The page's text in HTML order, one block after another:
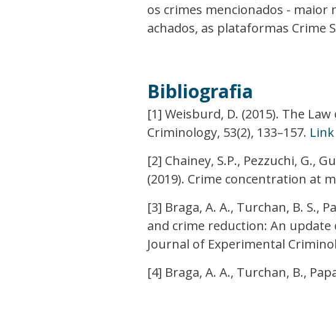
os crimes mencionados -
achados, as plataformas Crime
Bibliografia
[1] Weisburd, D. (2015). The
Criminology, 53(2), 133–157. Link
[2] Chainey, S.P., Pezzuchi, G.,
(2019). Crime concentration at
[3] Braga, A. A., Turchan, B. S.,
and crime reduction: An
Journal of Experimental
[4] Braga, A. A., Turchan, B.,